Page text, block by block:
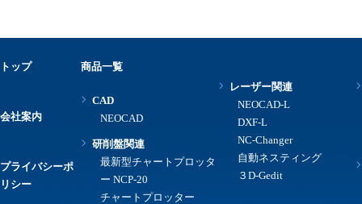
トップ
会社案内
プライバシーポ
リシー
商品一覧
CAD
NEOCAD
研削盤関連
最新型チャートプロッタ
ー NCP-20
チャートプロッター
レーザー関連
NEOCAD-L
DXF-L
NC-Changer
自動ネスティング
３D-Gedit